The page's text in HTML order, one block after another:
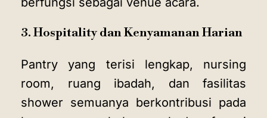
3. Hospitality dan Kenyamanan Harian
Pantry yang terisi lengkap, nursing
room, ruang ibadah, dan fasilitas
shower semuanya berkontribusi pada